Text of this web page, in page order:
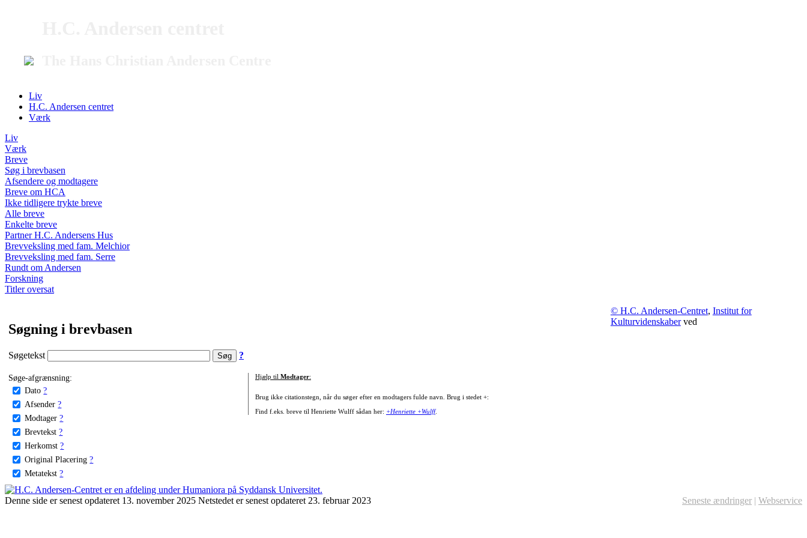
Liv
H.C. Andersen centret
Værk
Liv
Værk
Breve
Søg i brevbasen
Afsendere og modtagere
Breve om HCA
Ikke tidligere trykte breve
Alle breve
Enkelte breve
Partner H.C. Andersens Hus
Brevveksling med fam. Melchior
Brevveksling med fam. Serre
Rundt om Andersen
Forskning
Titler oversat
Søgning i brevbasen
Søgetekst ?
Søge-afgrænsning:
Dato ?
Afsender ?
Modtager ?
Brevtekst ?
Herkomst ?
Original Placering ?
Metatekst ?
Hjælp til Modtager:
Brug ikke citationstegn, når du søger efter en modtagers fulde navn. Brug i stedet +:
Find f.eks. breve til Henriette Wulff sådan her: +Henriette +Wulff.
© H.C. Andersen-Centret, Institut for
Kulturvidenskaberved
Denne side er senest opdateret 13. november 2025 Netstedet er senest opdateret 23. februar 2023 Seneste ændringer | Webservice